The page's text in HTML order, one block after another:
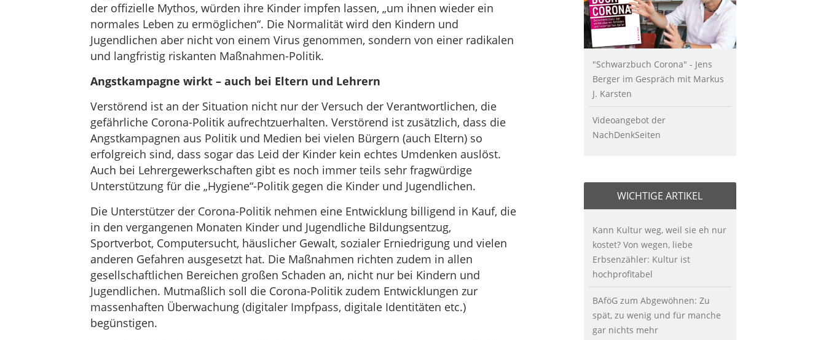
der offizielle Mythos, würden ihre Kinder impfen lassen, „um ihnen wieder ein
normales Leben zu ermöglichen“. Die Normalität wird den Kindern und
Jugendlichen aber nicht von einem Virus genommen, sondern von einer radikalen
und langfristig riskanten Maßnahmen-Politik.
Angstkampagne wirkt – auch bei Eltern und Lehrern
Verstörend ist an der Situation nicht nur der Versuch der Verantwortlichen, die
gefährliche Corona-Politik aufrechtzuerhalten. Verstörend ist zusätzlich, dass die
Angstkampagnen aus Politik und Medien bei vielen Bürgern (auch Eltern) so
erfolgreich sind, dass sogar das Leid der Kinder kein echtes Umdenken auslöst.
Auch bei Lehrergewerkschaften gibt es noch immer teils sehr fragwürdige
Unterstützung für die „Hygiene“-Politik gegen die Kinder und Jugendlichen.
Die Unterstützer der Corona-Politik nehmen eine Entwicklung billigend in Kauf, die
in den vergangenen Monaten Kinder und Jugendliche Bildungsentzug,
Sportverbot, Computersucht, häuslicher Gewalt, sozialer Erniedrigung und vielen
anderen Gefahren ausgesetzt hat. Die Maßnahmen richten zudem in allen
gesellschaftlichen Bereichen großen Schaden an, nicht nur bei Kindern und
Jugendlichen. Mutmaßlich soll die Corona-Politik zudem Entwicklungen zur
massenhaften Überwachung (digitaler Impfpass, digitale Identitäten etc.)
begünstigen.
"Schwarzbuch Corona" - Jens
Berger im Gespräch mit Markus
J. Karsten
Videoangebot der
NachDenkSeiten
WICHTIGE ARTIKEL
Kann Kultur weg, weil sie eh nur
kostet? Von wegen, liebe
Erbsenzähler: Kultur ist
hochprofitabel
BAföG zum Abgewöhnen: Zu
spät, zu wenig und für manche
gar nichts mehr